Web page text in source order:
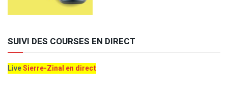
SUIVI DES COURSES EN DIRECT
LiveSierre-Zinal en direct